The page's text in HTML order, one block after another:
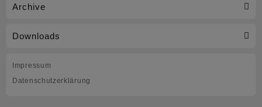
Archive
Downloads
Impressum
Datenschutzerklärung